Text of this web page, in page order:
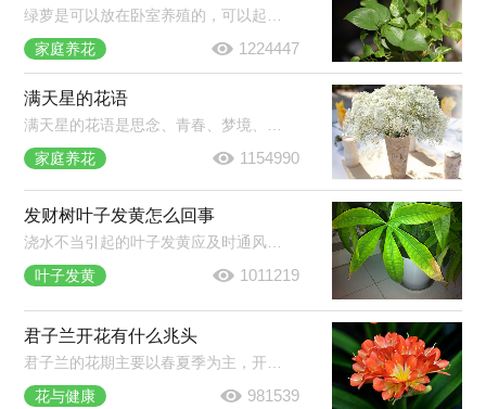
家庭养花
1224447
满天星的花语
家庭养花
1154990
发财树叶子发黄怎么回事
叶子发黄
1011219
君子兰开花有什么兆头
花与健康
981539